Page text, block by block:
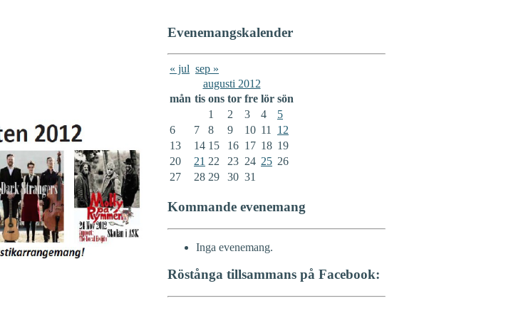
Evenemangskalender
« jul sep »
augusti 2012
mån tis ons tor fre lör sön
1
2 3 4
5
6
7 8 9 10 11
12
13
14 15 16 17 18 19
20
21 22 23 24 25 26
27
28 29 30 31
Kommande evenemang
Inga evenemang.
Röstånga tillsammans på Facebook: